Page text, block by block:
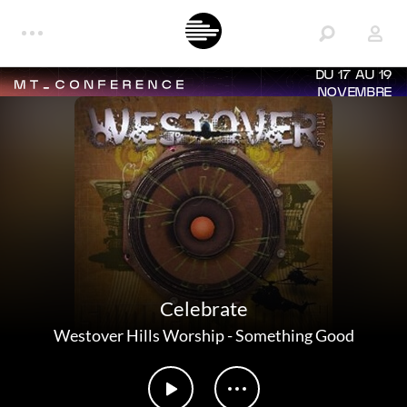
DU 17 AU 19
NOVEMBRE
Celebrate
Westover Hills Worship-Something Good